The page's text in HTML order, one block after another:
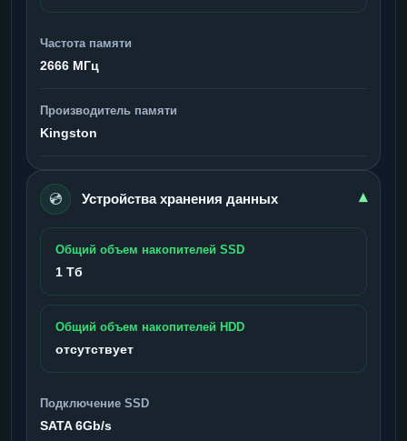
Частота памяти
2666 МГц
Производитель памяти
Kingston
💿 Устройства хранения данных ▾
Общий объем накопителей SSD
1 Тб
Общий объем накопителей HDD
отсутствует
Подключение SSD
SATA 6Gb/s